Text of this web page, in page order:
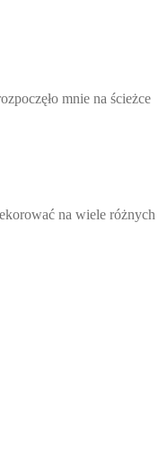
mnie na ścieżce
na wiele różnych